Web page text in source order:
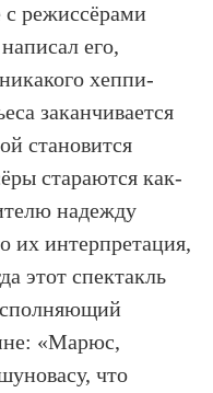
с режиссёрами
его,
хеппи-
заканчивается
становится
стараются как-
надежду
их интерпретация,
этот спектакль
«Марюс,
что